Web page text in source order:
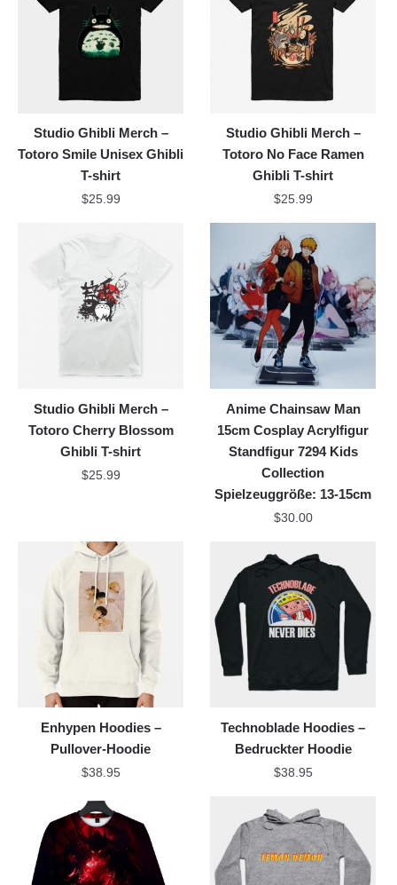
Studio Ghibli Merch –
Totoro Smile Unisex Ghibli
T-shirt
$25.99
Studio Ghibli Merch –
Totoro No Face Ramen
Ghibli T-shirt
$25.99
Studio Ghibli Merch –
Totoro Cherry Blossom
Ghibli T-shirt
$25.99
Anime Chainsaw Man
15cm Cosplay Acrylfigur
Standfigur 7294 Kids
Collection
Spielzeuggröße: 13-15cm
$30.00
Enhypen Hoodies –
Pullover-Hoodie
$38.95
Technoblade Hoodies –
Bedruckter Hoodie
$38.95